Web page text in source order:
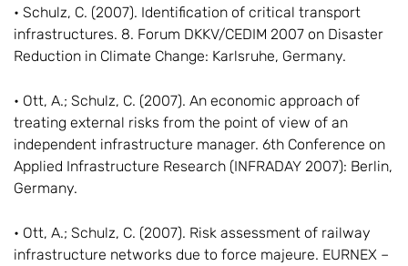
• Schulz, C. (2007). Identification of critical transport
infrastructures. 8. Forum DKKV/CEDIM 2007 on Disaster
Reduction in Climate Change: Karlsruhe, Germany.
• Ott, A.; Schulz, C. (2007). An economic approach of
treating external risks from the point of view of an
independent infrastructure manager. 6th Conference on
Applied Infrastructure Research (INFRADAY 2007): Berlin,
Germany.
• Ott, A.; Schulz, C. (2007). Risk assessment of railway
infrastructure networks due to force majeure. EURNEX –